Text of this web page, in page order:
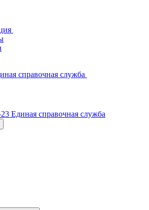
справочная служба
Единая справочная служба